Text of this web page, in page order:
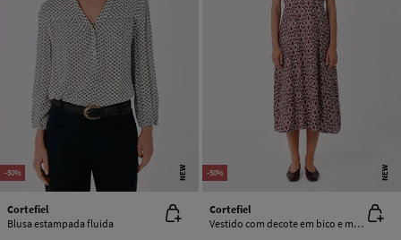
-50% NEW
Cortefiel
Blusa estampada fluida
-50% NEW
Cortefiel
Vestido com decote em bico e manga com folho